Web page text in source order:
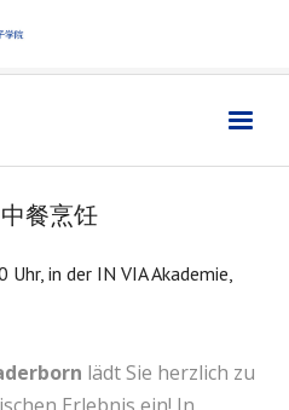
餐烹饪
in der IN VIA Akademie,
lädt Sie herzlich zu